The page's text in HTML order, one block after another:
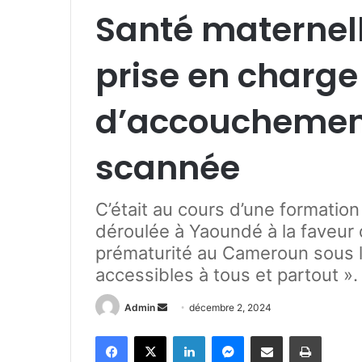
Santé
prise en
scannée
C’était au cours d’une
déroulée à Yaoundé à la
prématurité au Cameroun
accessibles à tous et partout ».
Admin décembre 2, 2024